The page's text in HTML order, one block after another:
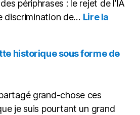
périphrases : le rejet de l’IA
discrimination de… Lire la
historique sous forme de
grand-chose ces
je suis pourtant un grand